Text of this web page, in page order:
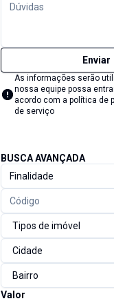
Enviar
As informações serão
nossa equipe possa
acordo com a política de
de serviço
BUSCA AVANÇADA
Finalidade
Tipos de imóvel
Cidade
Bairro
Valor